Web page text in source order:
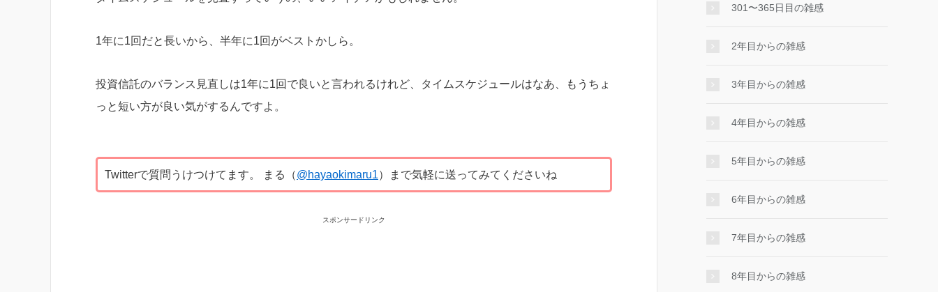
1年に1回だと長いから、半年に1回がベストかしら。
投資信託のバランス見直しは1年に1回で良いと言われるけれど、タイムスケジュールはなあ、もうちょ
っと短い方が良い気がするんですよ。
Twitterで質問うけつけてます。 まる（@hayaokimaru1）まで気軽に送ってみてくださいね
スポンサードリンク
301〜365日目の雑感
2年目からの雑感
3年目からの雑感
4年目からの雑感
5年目からの雑感
6年目からの雑感
7年目からの雑感
8年目からの雑感